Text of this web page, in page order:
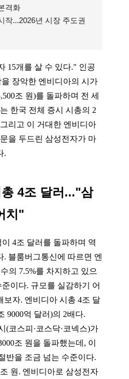
격화
작...2026년 시장 주도권
15개를 살 수 있다." 인공
장악한 엔비디아의 시가
조 원)를 돌파하며 전 세
한국 전체 증시 시총의 2
리고 이 거대한 엔비디아
을 두드린 삼성전자가 마
.
4조 달러..."삼
치"
4조 달러를 돌파하며 역
블룸버그통신에 따르면 엔
의 7.5%를 차지하고 있으
이다. 규모를 실감하기 어
보자. 엔비디아 시총 4조 달
9000억 달러)의 2배다.
(코스피·코스닥·코넥스)가
조 원을 돌파했는데, 이
반을 조금 넘는 수준이다.
원. 엔비디아로 삼성전자